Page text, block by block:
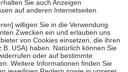
für ihre eigene Gesundheit zu
der Familie zu unterstützen,
bei:
bis zum vollendeten 18. Lebensjahr
und Früherkennung, die von der